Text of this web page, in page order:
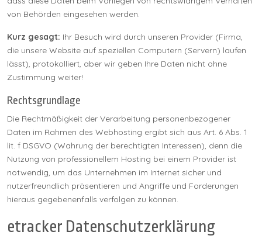
von Behörden eingesehen werden.
Kurz gesagt: Ihr Besuch wird durch unseren Provider (Firma,
die unsere Website auf speziellen Computern (Servern) laufen
lässt), protokolliert, aber wir geben Ihre Daten nicht ohne
Zustimmung weiter!
Rechtsgrundlage
Die Rechtmäßigkeit der Verarbeitung personenbezogener
Daten im Rahmen des Webhosting ergibt sich aus Art. 6 Abs. 1
lit. f DSGVO (Wahrung der berechtigten Interessen), denn die
Nutzung von professionellem Hosting bei einem Provider ist
notwendig, um das Unternehmen im Internet sicher und
nutzerfreundlich präsentieren und Angriffe und Forderungen
hieraus gegebenenfalls verfolgen zu können.
etracker Datenschutzerklärung